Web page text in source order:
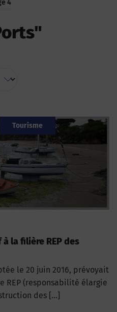
4
Tourisme
la filière REP des
le 20 juin 2016, prévoyait
REP (responsabilité élargie
des […]